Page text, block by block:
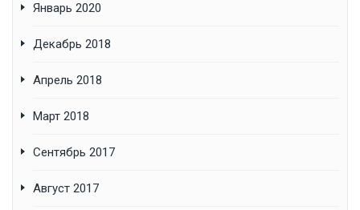
Январь 2020
Декабрь 2018
Апрель 2018
Март 2018
Сентябрь 2017
Август 2017